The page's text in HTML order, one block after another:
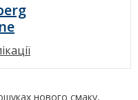
нового смаку,